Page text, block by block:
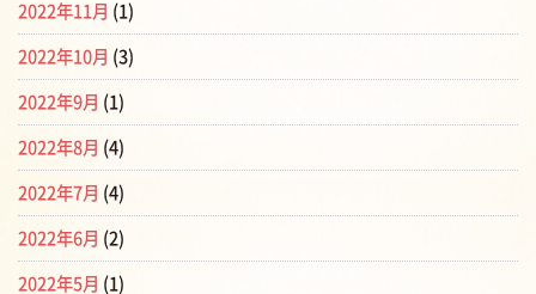
2022年11月 (1)
2022年10月 (3)
2022年9月 (1)
2022年8月 (4)
2022年7月 (4)
2022年6月 (2)
2022年5月 (1)